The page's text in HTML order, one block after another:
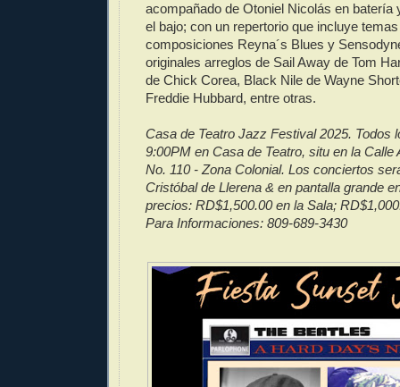
acompañado de Otoniel Nicolás en batería
el bajo; con un repertorio que incluye
composiciones Reyna´s Blues y
originales arreglos de Sail Away de Tom
de Chick Corea, Black Nile de Wayne
Freddie Hubbard, entre otras.
Casa de Teatro Jazz Festival 2025. Todos
9:00PM en Casa de Teatro, situ en la Calle
No. 110 - Zona Colonial. Los conciertos
Cristóbal de Llerena & en pantalla grande
precios: RD$1,500.00 en la Sala;
Para Informaciones: 809-689-3430